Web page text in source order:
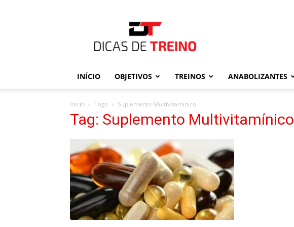
de
Treino
INÍCIO OBJETIVOS TREINOS ANABOLIZANTES
Início Tags Suplemento Multivitamínico
Tag: Suplemento Multivitamínico